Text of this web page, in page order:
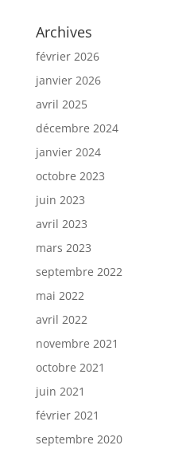
Archives
février 2026
janvier 2026
avril 2025
décembre 2024
janvier 2024
octobre 2023
juin 2023
avril 2023
mars 2023
septembre 2022
mai 2022
avril 2022
novembre 2021
octobre 2021
juin 2021
février 2021
septembre 2020